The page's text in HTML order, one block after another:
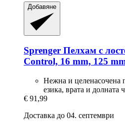
Добавяне
Sprenger Пелхам с
Control, 16 mm, 125
Нежна и целенасочена
езика, врата и
€ 91,99
Доставка до 04. септември